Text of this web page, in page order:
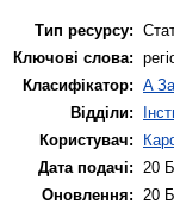
Тип ресурсу:
Ключові слова:
Класифікатор: A
Відділи:
Користувач:
Дата подачі:
20
Оновлення:
20